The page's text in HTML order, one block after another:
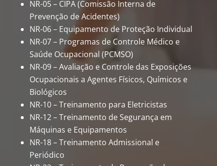
NR-05 – CIPA (Comissão Interna de
Prevenção de Acidentes)
NR-06 – Equipamento de Proteção Individual
NR-07 – Programas de Controle Médico e
Saúde Ocupacional (PCMSO)
NR-09 – Avaliação e Controle das Exposições
Ocupacionais a Agentes Físicos, Químicos e
Biológicos
NR-10 – Treinamento para Eletricistas
NR-12 – Treinamento de Segurança em
Máquinas e Equipamentos
NR-18 – Treinamento Admissional e
Periódico